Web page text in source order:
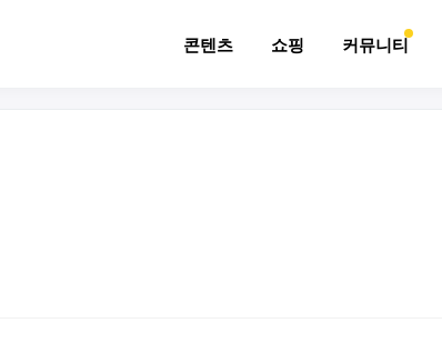
콘텐츠 쇼핑 커뮤니티